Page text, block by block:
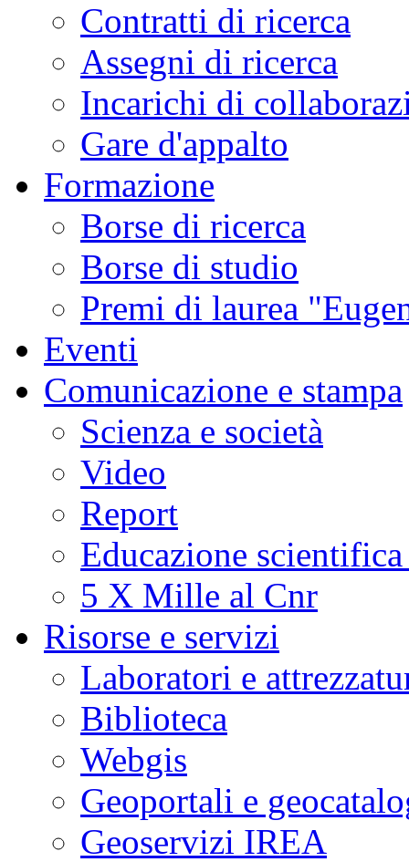
Contratti di ricerca
Assegni di ricerca
Incarichi di
Gare d'appalto
Formazione
Borse di ricerca
Borse di studio
Premi di laurea
Eventi
Comunicazione e stampa
Scienza e società
Video
Report
Educazione
5 X Mille al Cnr
Risorse e servizi
Laboratori e
Biblioteca
Webgis
Geoportali e
Geoservizi IREA